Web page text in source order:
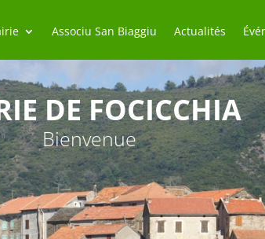
Associu San Biaggiu Actualités
DE FOCICCHIA
Bienvenue